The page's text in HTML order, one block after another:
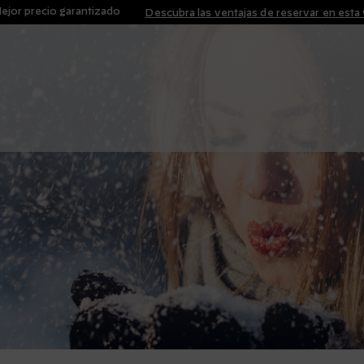
precio garantizado Descubra las ventajas de reservar en esta